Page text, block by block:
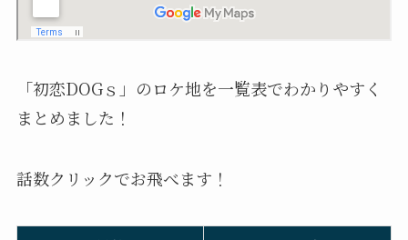
「初恋DOGｓ」のロケ地を一覧表でわかりやすく
まとめました！
話数クリックでお飛べます！